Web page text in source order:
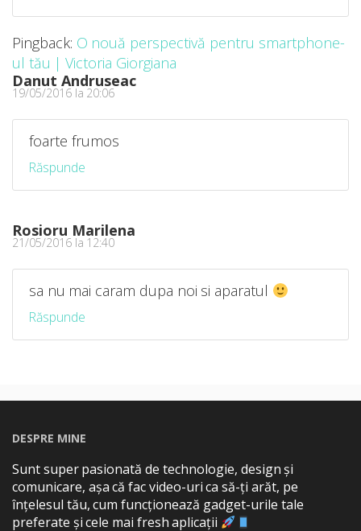
Pingback: O nouă perspectivă pentru smartphone-
ul tău | Victoria Giorgiana
Danut Andruseac
19/05/2016 la 20:06
foarte frumos
Răspunde
Rosioru Marilena
21/05/2016 la 12:40
sa nu mai caram dupa noi si aparatul
Răspunde
DESPRE MINE
Sunt super pasionată de technologie, design și
comunicare, așa că fac video-uri ca să-ți arăt, pe
înțelesul tău, cum funcționează gadget-urile tale
preferate și cele mai fresh aplicații